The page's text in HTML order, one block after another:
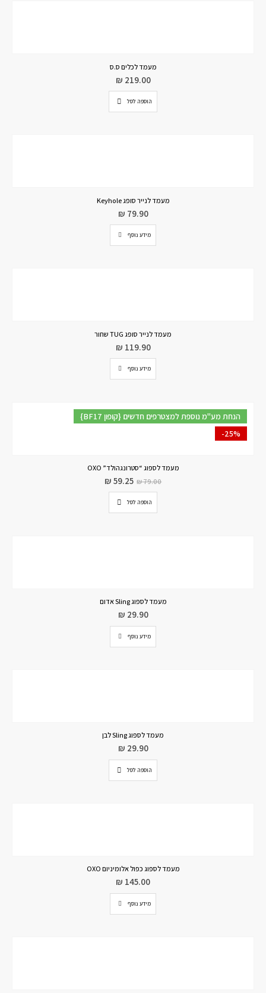
מעמד לכלים ס.ס
₪ 219.00
הוספה לסל
מעמד לנייר סופג Keyhole
₪ 79.90
מידע נוסף
מעמד לנייר סופג TUG שחור
₪ 119.90
מידע נוסף
{BF17 קופון} הנחת מע"מ נוספת למצטרפים חדשים
-25%
מעמד לספוג “סטרונגהולד” OXO
₪79.00
₪ 59.25
הוספה לסל
מעמד לספוג Sling אדום
₪ 29.90
מידע נוסף
מעמד לספוג Sling לבן
₪ 29.90
הוספה לסל
מעמד לספוג כפול אלומיניום OXO
₪ 145.00
מידע נוסף